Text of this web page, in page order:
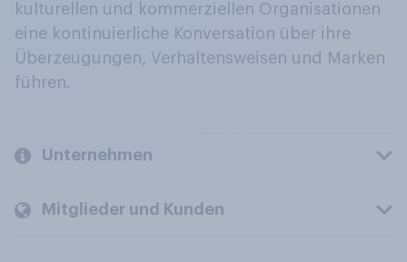
kulturellen und kommerziellen Organisationen
eine kontinuierliche Konversation über ihre
Überzeugungen, Verhaltensweisen und Marken
führen.
Unternehmen
Mitglieder und Kunden